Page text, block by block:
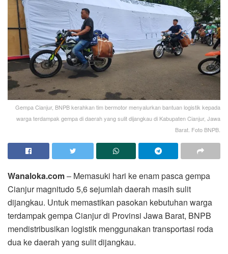
Gempa Cianjur, BNPB kerahkan tim bermotor menyalurkan bantuan logistik kepada
warga terdampak gempa di daerah yang sulit dijangkau di Kabupaten Cianjur, Jawa
Barat. Foto BNPB.
Wanaloka.com– Memasuki hari ke enam pasca gempa
Cianjur magnitudo 5,6 sejumlah daerah masih sulit
dijangkau. Untuk memastikan pasokan kebutuhan warga
terdampak gempa Cianjur di Provinsi Jawa Barat, BNPB
mendistribusikan logistik menggunakan transportasi roda
dua ke daerah yang sulit dijangkau.